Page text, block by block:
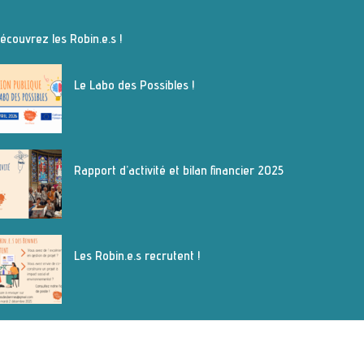
les Robin.e.s !
Le Labo des Possibles !
Rapport d’activité et bilan financier 2025
Les Robin.e.s recrutent !